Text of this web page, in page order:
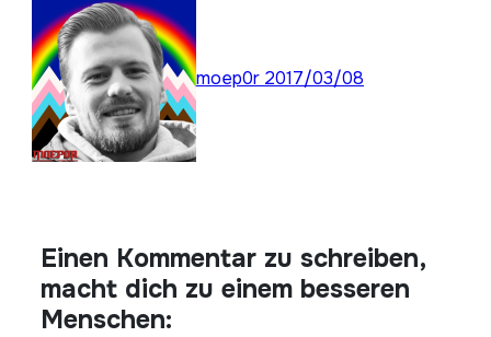
moep0r 2017/03/08
Einen Kommentar zu schreiben,
macht dich zu einem besseren
Menschen: